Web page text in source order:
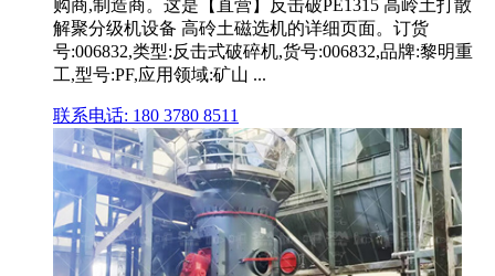
购商,制造商。这是【直营】反击破PE1315 高岭土打散
解聚分级机设备 高砱土磁选机的详细页面。订货
号:006832,类型:反击式破碎机,货号:006832,品牌:黎明重
工,型号:PF,应用领域:矿山 ...
联系电话: 180 3780 8511